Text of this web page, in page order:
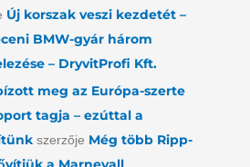
Új korszak veszi kezdetét –
BMW-gyár három
– DryvitProfi Kft.
meg az Európa-szerte
tagja – ezúttal a
szerzője Még több Ripp-